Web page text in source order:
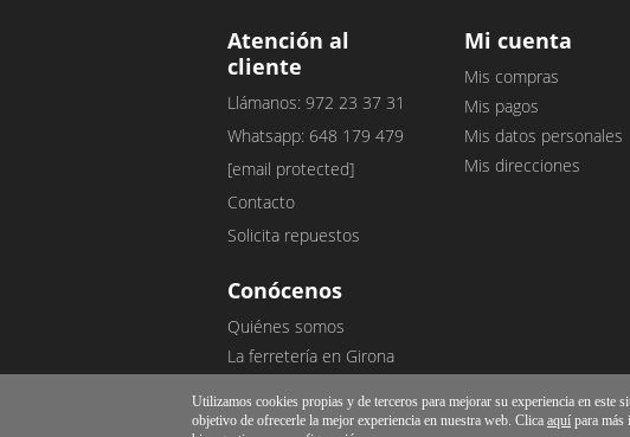
Atención al
cliente
Llámanos: 972 23 37 31
Whatsapp: 648 179 479
[email protected]
Contacto
Solicita repuestos
Conócenos
Quiénes somos
La ferretería en Girona
Opiniones de clientes
Mi cuenta
Mis compras
Mis pagos
Mis datos personales
Mis direcciones
Utilizamos cookies propias y de terceros para mejorar su experiencia en
objetivo de ofrecerle la mejor experiencia en nuestra web. Clica aquípara más